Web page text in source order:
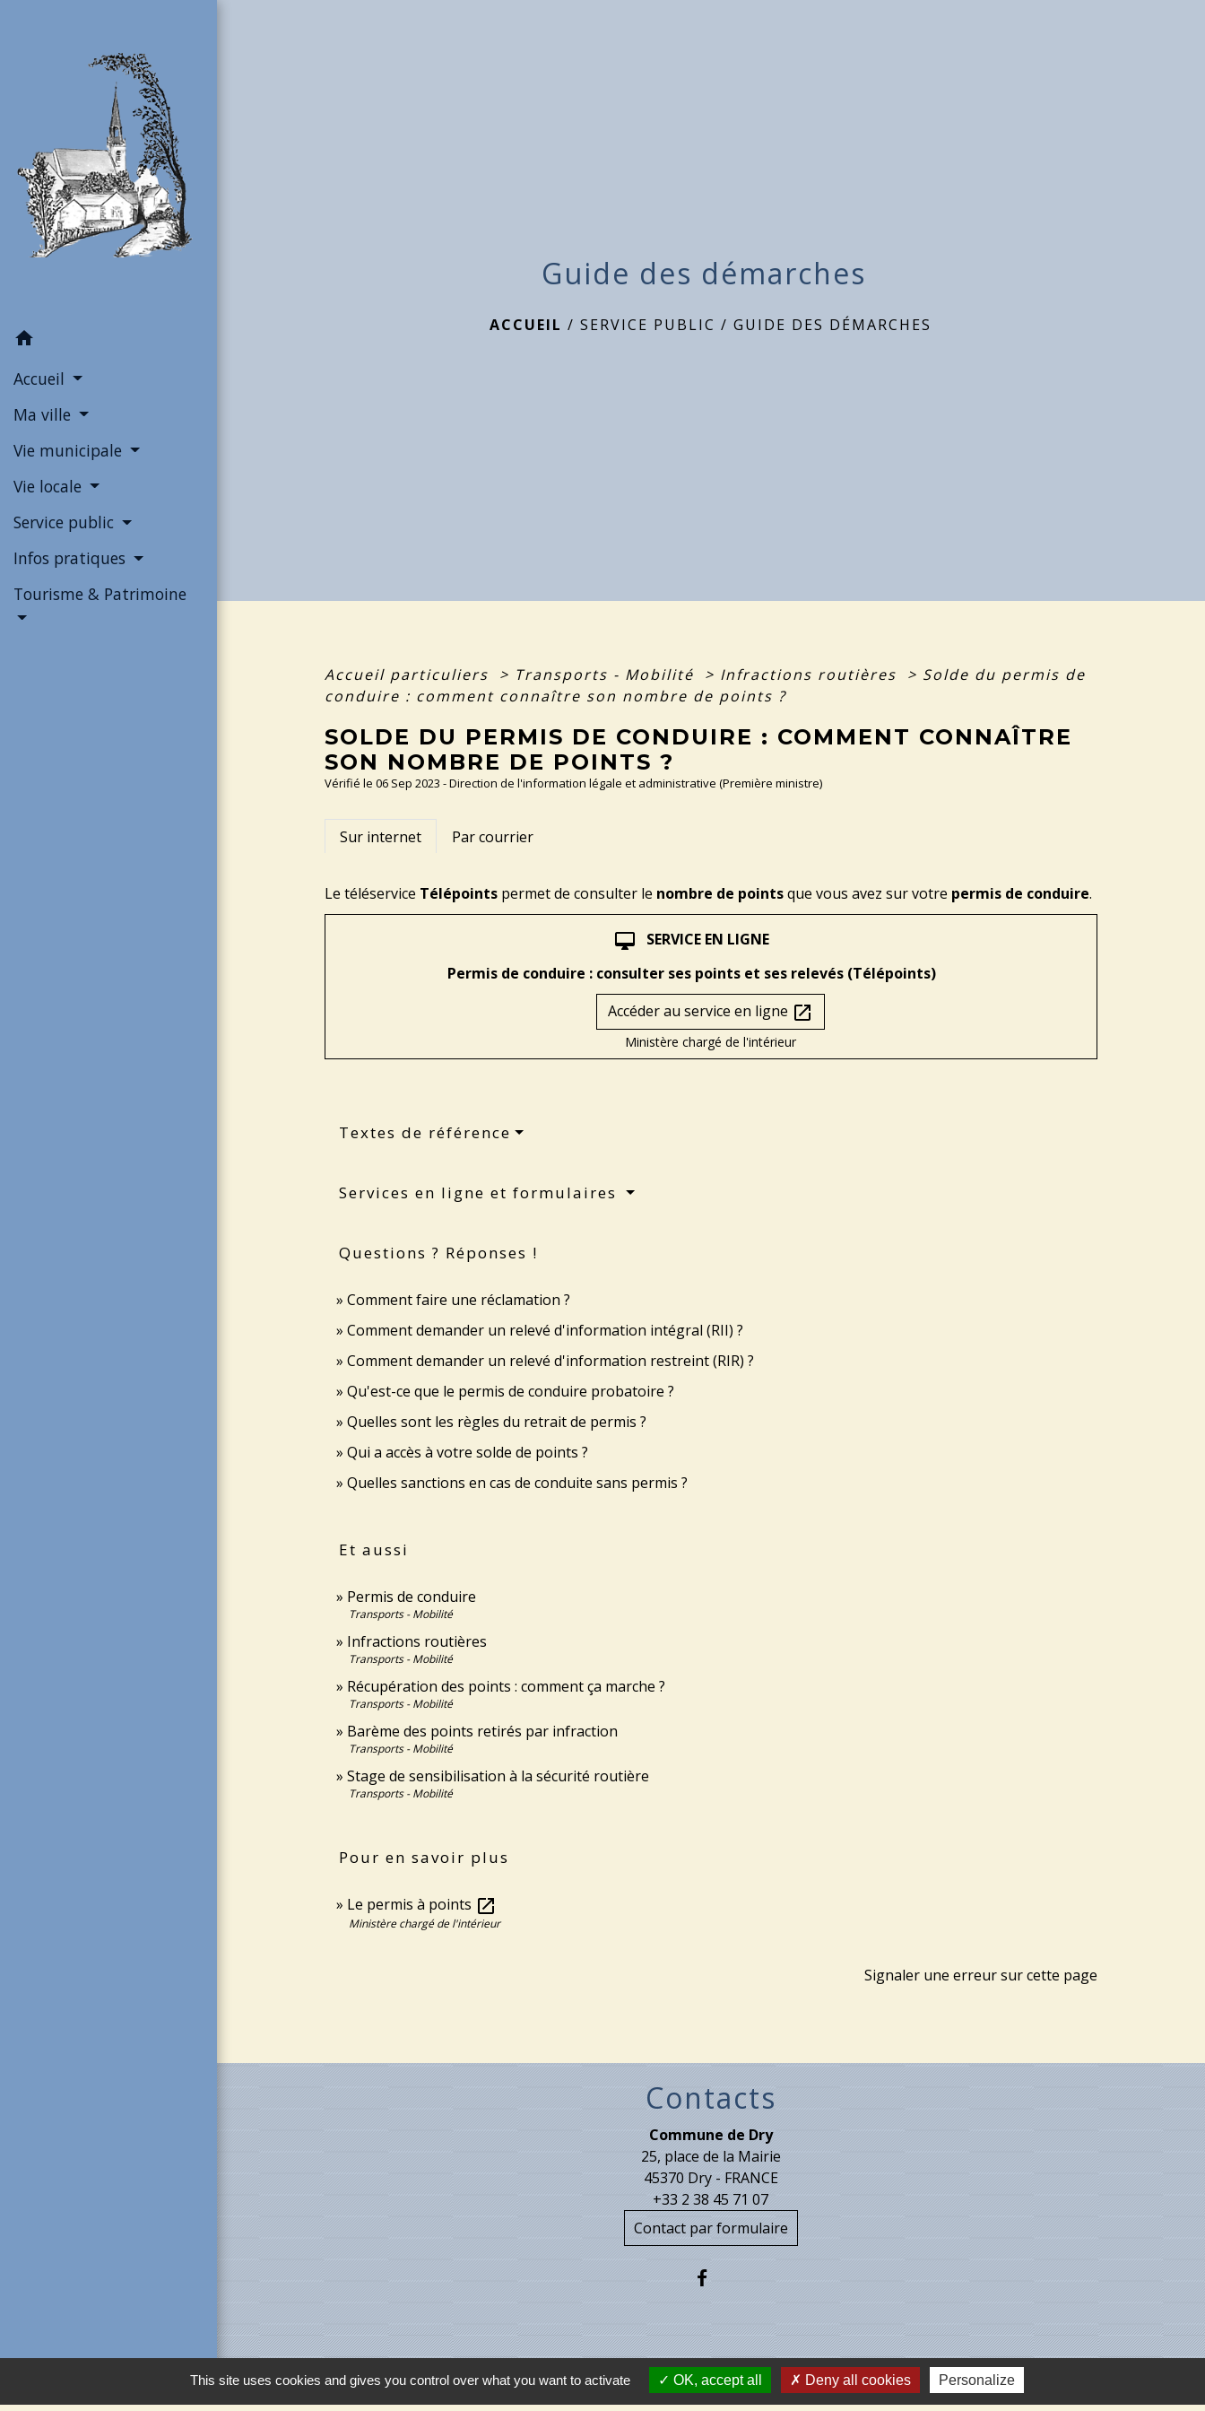
home
Accueil
Ma ville
Vie municipale
Vie locale
Service public
Infos pratiques
Tourisme & Patrimoine
Guide des démarches
ACCUEIL /SERVICE PUBLIC /GUIDE DES DÉMARCHES
Accueil particuliers > Transports - Mobilité > Infractions routières > Solde du permis de
conduire : comment connaître son nombre de points ?
SOLDE DU PERMIS DE CONDUIRE : COMMENT CONNAÎTRE
SON NOMBRE DE POINTS ?
Vérifié le 06 Sep 2023 - Direction de l'information légale et administrative (Première ministre)
Sur internet Par courrier
Le téléservice Télépointspermet de consulter le nombre de pointsque vous avez sur votre permis de conduire.
desktop_mac
SERVICE EN LIGNE
Permis de conduire : consulter ses points et ses relevés (Télépoints)
Accéder au service en ligne open_in_new
Ministère chargé de l'intérieur
Textes de référence
Services en ligne et formulaires
Questions ? Réponses !
Comment faire une réclamation ?
Comment demander un relevé d'information intégral (RII) ?
Comment demander un relevé d'information restreint (RIR) ?
Qu'est-ce que le permis de conduire probatoire ?
Quelles sont les règles du retrait de permis ?
Qui a accès à votre solde de points ?
Quelles sanctions en cas de conduite sans permis ?
Et aussi
Permis de conduire
Transports - Mobilité
Infractions routières
Transports - Mobilité
Récupération des points : comment ça marche ?
Transports - Mobilité
Barème des points retirés par infraction
Transports - Mobilité
Stage de sensibilisation à la sécurité routière
Transports - Mobilité
Pour en savoir plus
Le permis à points open_in_new
Ministère chargé de l'intérieur
Signaler une erreur sur cette page
Contacts
Commune de Dry
25, place de la Mairie
45370 Dry - FRANCE
+33 2 38 45 71 07
Contact par formulaire
Liens Partenaires
This site uses cookies and gives you control over what you want to activate OK, accept all Deny all cookies Personalize